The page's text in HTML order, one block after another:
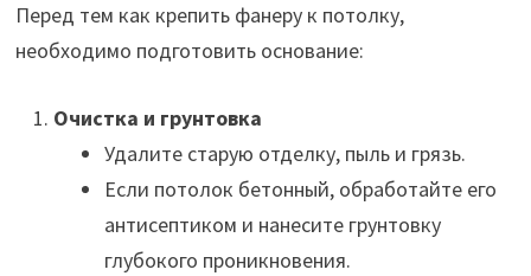
Перед тем как крепить фанеру к потолку,
необходимо подготовить основание:
Очистка и грунтовка
Удалите старую отделку, пыль и грязь.
Если потолок бетонный, обработайте его
антисептиком и нанесите грунтовку
глубокого проникновения.